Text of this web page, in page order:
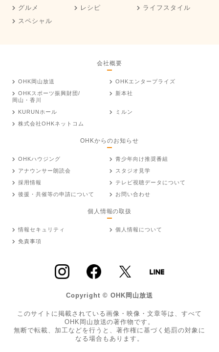
グルメ
レシピ
ライフスタイル
スペシャル
会社概要
OHK岡山放送
OHKエンタープライズ
OHKスポーツ振興財団/
岡山・香川
新本社
KURUNホール
ミルン
株式会社OHKネットコム
OHKからのお知らせ
OHKハウジング
青少年向け推奨番組
アナウンサー朗読会
スタジオ見学
採用情報
テレビ視聴データについて
後援・共催等の申請について
お問い合わせ
個人情報の取扱
情報セキュリティ
個人情報について
免責事項
Copyright © OHK岡山放送
このサイトに掲載されている画像・映像・文章等は、すべて
OHK岡山放送の著作物です。
無断で転載、加工などを行うと、著作権に基づく処罰の対象に
なる場合もあります。